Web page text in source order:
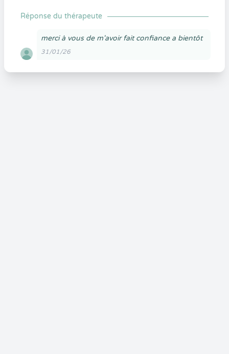
Réponse du thérapeute
merci à vous de m'avoir fait confiance a bientôt
31/01/26